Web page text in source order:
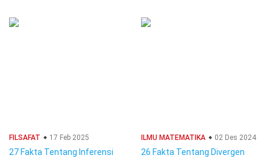
FILSAFAT 17 Feb 2025
27 Fakta Tentang Inferensi
ILMU MATEMATIKA 02 Des 2024
26 Fakta Tentang Divergen